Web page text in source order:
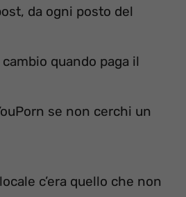
da ogni posto del
quando paga il
se non cerchi un
c’era quello che non